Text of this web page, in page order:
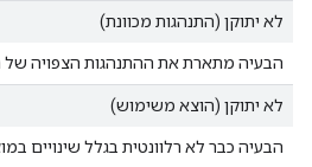
לא יתוקן (התנהגות מכוונת)
הבעיה מתארת את ההתנהגות הצפויה של
לא יתוקן (הוצא משימוש)
הבעיה כבר לא רלוונטית בגלל שינויים